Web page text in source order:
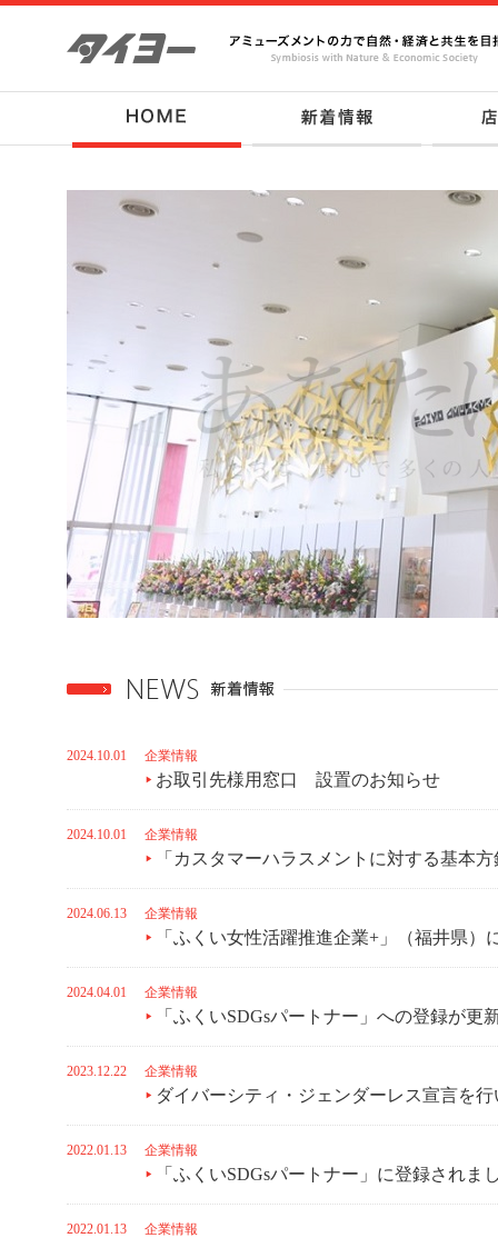
2024.10.01 企業情報
お取引先様用窓口 設置のお知らせ
2024.10.01 企業情報
「カスタマーハラスメントに対する基本
2024.06.13 企業情報
「ふくい女性活躍推進企業+」（福井県）
2024.04.01 企業情報
「ふくいSDGsパートナー」への登録が更
2023.12.22 企業情報
ダイバーシティ・ジェンダーレス宣言を
2022.01.13 企業情報
「ふくいSDGsパートナー」に登録されま
2022.01.13 企業情報